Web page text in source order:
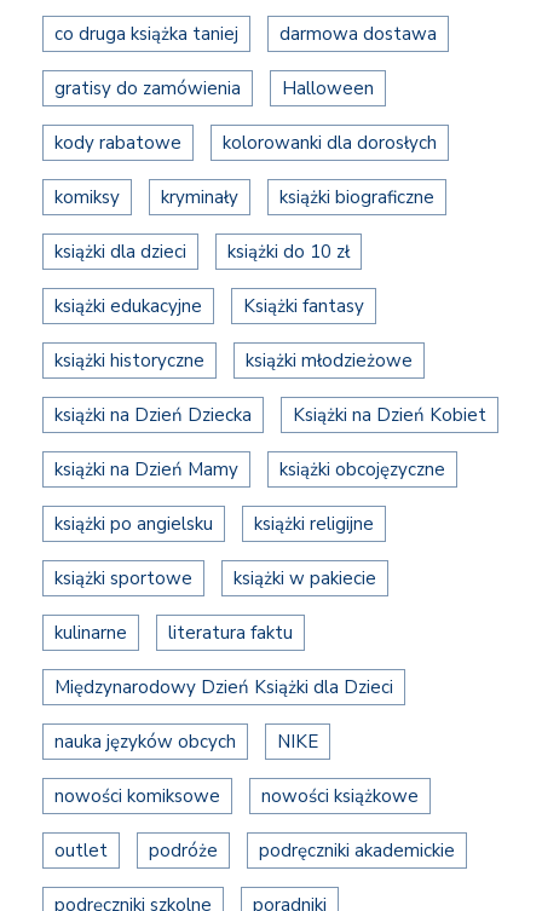
co druga książka taniej darmowa dostawa
gratisy do zamówienia Halloween
kody rabatowe kolorowanki dla dorosłych
komiksy kryminały książki biograficzne
książki dla dzieci książki do 10 zł
książki edukacyjne Książki fantasy
książki historyczne książki młodzieżowe
książki na Dzień Dziecka Książki na Dzień Kobiet
książki na Dzień Mamy książki obcojęzyczne
książki po angielsku książki religijne
książki sportowe książki w pakiecie
kulinarne literatura faktu
Międzynarodowy Dzień Książki dla Dzieci
nauka języków obcych NIKE
nowości komiksowe nowości książkowe
outlet podróże podręczniki akademickie
podręczniki szkolne poradniki